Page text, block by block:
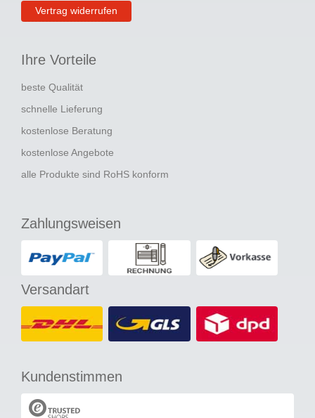
Vertrag widerrufen
Ihre Vorteile
beste Qualität
schnelle Lieferung
kostenlose Beratung
kostenlose Angebote
alle Produkte sind RoHS konform
Zahlungsweisen
Versandart
Kundenstimmen